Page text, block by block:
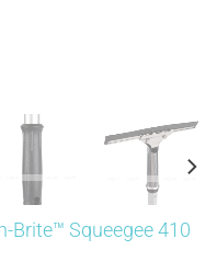
Brite™ Squeegee 410